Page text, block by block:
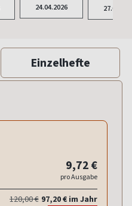
24.04.2026
Einzelhefte
9,72 €
pro Ausgabe
120,00 € 97,20 € im Jahr